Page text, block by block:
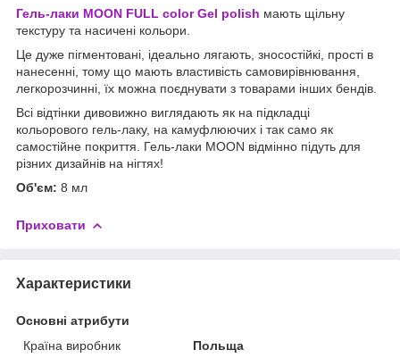
Гель-лаки MOON FULL color Gel polish мають щільну
текстуру та насичені кольори.
Це дуже пігментовані, ідеально лягають, зносостійкі, прості в
нанесенні, тому що мають властивість самовирівнювання,
легкорозчинні, їх можна поєднувати з товарами інших бендів.
Всі відтінки дивовижно виглядають як на підкладці
кольорового гель-лаку, на камуфлюючих і так само як
самостійне покриття. Гель-лаки MOON відмінно підуть для
різних дизайнів на нігтях!
Об'єм: 8 мл
Приховати
Характеристики
Основні атрибути
Країна виробник
Польща